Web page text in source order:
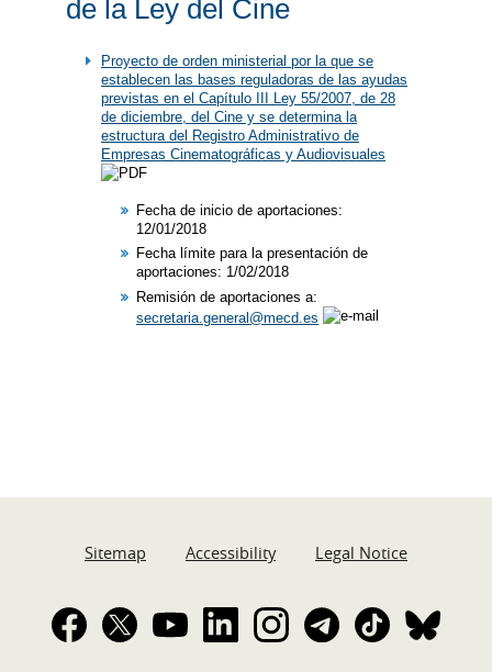
de la Ley del Cine
Proyecto de orden ministerial por la que se
establecen las bases reguladoras de las ayudas
previstas en el Capítulo III Ley 55/2007, de 28
de diciembre, del Cine y se determina la
estructura del Registro Administrativo de
Empresas Cinematográficas y Audiovisuales
Fecha de inicio de aportaciones:
12/01/2018​
Fecha límite para la presentación de
aportaciones: 1/02/2018
Remisión de aportaciones a:
secretaria.general@mecd.es
Sitemap Accessibility Legal Notice